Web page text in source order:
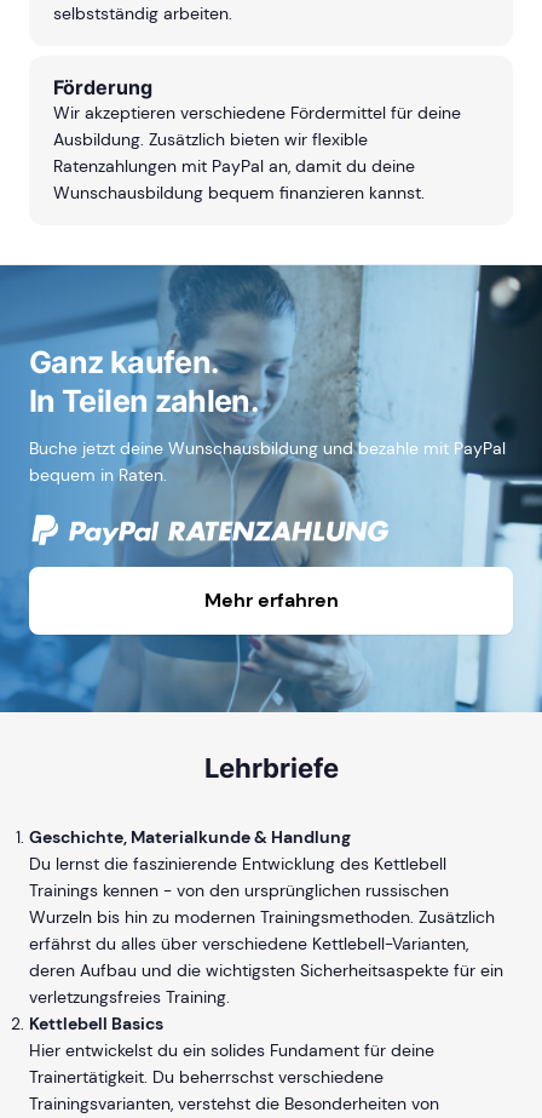
selbstständig arbeiten.
Förderung
Wir akzeptieren verschiedene Fördermittel für deine
Ausbildung. Zusätzlich bieten wir flexible
Ratenzahlungen mit PayPal an, damit du deine
Wunschausbildung bequem finanzieren kannst.
Ganz kaufen.
In Teilen zahlen.
Buche jetzt deine Wunschausbildung und bezahle mit PayPal
bequem in Raten.
Mehr erfahren
Lehrbriefe
Geschichte, Materialkunde & Handlung
Du lernst die faszinierende Entwicklung des Kettlebell
Trainings kennen - von den ursprünglichen russischen
Wurzeln bis hin zu modernen Trainingsmethoden. Zusätzlich
erfährst du alles über verschiedene Kettlebell-Varianten,
deren Aufbau und die wichtigsten Sicherheitsaspekte für ein
verletzungsfreies Training.
Kettlebell Basics
Hier entwickelst du ein solides Fundament für deine
Trainertätigkeit. Du beherrschst verschiedene
Trainingsvarianten, verstehst die Besonderheiten von